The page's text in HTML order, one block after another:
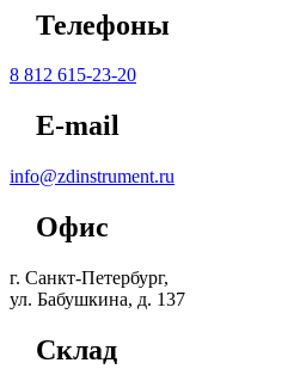
Телефоны
8 812 615-23-20
E-mail
info@zdinstrument.ru
Офис
г. Санкт-Петербург,
ул. Бабушкина, д. 137
Склад